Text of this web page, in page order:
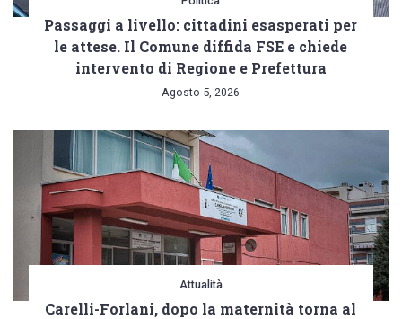
Passaggi a livello: cittadini esasperati per
le attese. Il Comune diffida FSE e chiede
intervento di Regione e Prefettura
Agosto 5, 2026
Attualità
Carelli-Forlani, dopo la maternità torna al